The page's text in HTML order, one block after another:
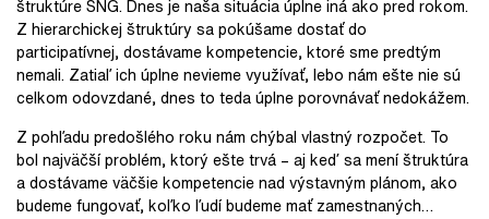
štruktúre SNG. Dnes jenaša situácia úplne iná ako pred rokom.
Z hierarchickej štruktúry sa pokúšamedostať do
participatívnej, dostávame kompetencie, ktoré sme predtým
nemali. Zatiaľich úplne nevieme využívať, lebo nám ešte nie sú
celkom odovzdané, dnes to tedaúplne porovnávať nedokážem.
Z pohľadu predošlého roku nám chýbal vlastný rozpočet. To
bol najväčší problém, ktorý ešte trvá – aj keď sa mení štruktúra
a dostávame väčšie kompetencie nad výstavným plánom, ako
budeme fungovať, koľko ľudí budeme mať zamestnaných…